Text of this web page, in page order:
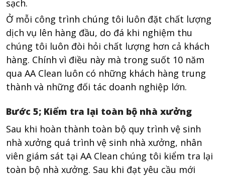
sạch.
Ở mỗi công trình chúng tôi luôn đặt chất lượng
dịch vụ lên hàng đầu, do đá khi nghiệm thu
chúng tôi luôn đòi hỏi chất lượng hơn cả khách
hàng. Chính vì điều này mà trong suốt 10 năm
qua AA Clean luôn có những khách hàng trung
thành và những đối tác doanh nghiệp lớn.
Bước 5; Kiểm tra lại toàn bộ nhà xưởng
Sau khi hoàn thành toàn bộ quy trình vệ sinh
nhà xưởng quá trình vệ sinh nhà xưởng, nhân
viên giám sát tại AA Clean chúng tôi kiểm tra lại
toàn bộ nhà xưởng. Sau khi đạt yêu cầu mới